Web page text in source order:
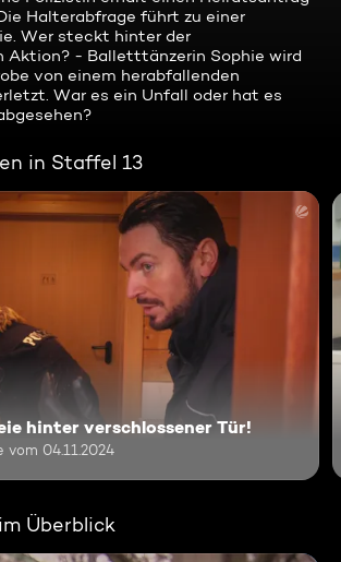
Halterabfrage führt zu einer
Wer steckt hinter der
Aktion? - Balletttänzerin Sophie wird
von einem herabfallenden
War es ein Unfall oder hat es
in Staffel 13
hinter verschlossener Tür!
vom 04.11.2024
Überblick